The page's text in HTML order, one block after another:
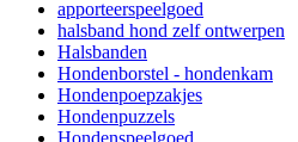
apporteerspeelgoed
halsband hond zelf ontwerpen
Halsbanden
Hondenborstel - hondenkam
Hondenpoepzakjes
Hondenpuzzels
Hondenspeelgoed